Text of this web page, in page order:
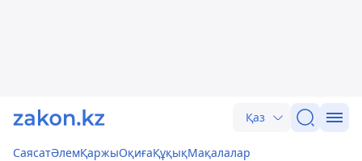
Қаз
СаясатӘлемҚаржыОқиғаҚұқықМақалалар